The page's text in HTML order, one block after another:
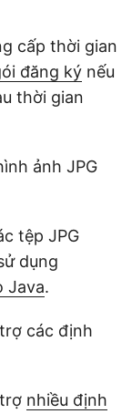
cấp thời gian
đăng ký nếu
thời gian
ảnh JPG
tệp JPG
dụng
Java.
các định
nhiều định